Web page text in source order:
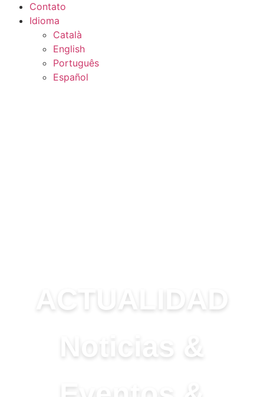
Contato
Idioma
Català
English
Português
Español
ACTUALIDAD
Noticias &
Experiência
Para garantir
que nosso site
tenha o melhor
desempenho
aumenta suas
personalizadas.